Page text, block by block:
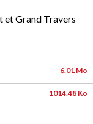
et Grand Travers
6.01 Mo
1014.48 Ko